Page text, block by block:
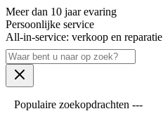
Meer dan 10 jaar evaring
Persoonlijke service
All-in-service: verkoop en reparatie
Populaire zoekopdrachten ---